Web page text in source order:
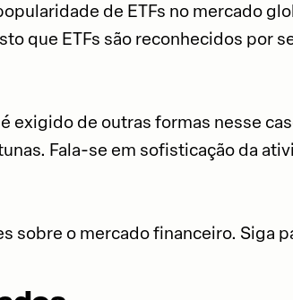
de ETFs no mercado
que ETFs são reconhecidos por
exigido de outras formas nesse
Fala-se em sofisticação da
sobre o mercado financeiro. Siga